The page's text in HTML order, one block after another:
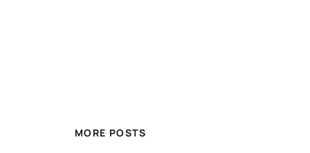
MORE POSTS